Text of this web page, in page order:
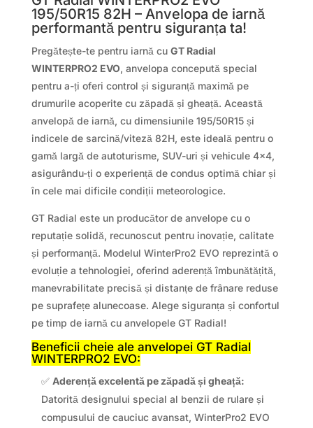
195/50R15 82H – Anvelopa de iarnă
performantă pentru siguranța ta!
Pregătește-te pentru iarnă cu GT Radial
WINTERPRO2 EVO, anvelopa concepută special
pentru a-ți oferi control și siguranță maximă pe
drumurile acoperite cu zăpadă și gheață. Această
anvelopă de iarnă, cu dimensiunile 195/50R15 și
indicele de sarcină/viteză 82H, este ideală pentru o
gamă largă de autoturisme, SUV-uri și vehicule 4×4,
asigurându-ți o experiență de condus optimă chiar și
în cele mai dificile condiții meteorologice.
GT Radial este un producător de anvelope cu o
reputație solidă, recunoscut pentru inovație, calitate
și performanță. Modelul WinterPro2 EVO reprezintă o
evoluție a tehnologiei, oferind aderență îmbunătățită,
manevrabilitate precisă și distanțe de frânare reduse
pe suprafețe alunecoase. Alege siguranța și confortul
pe timp de iarnă cu anvelopele GT Radial!
Beneficii cheie ale anvelopei GT Radial
WINTERPRO2 EVO:
✅ Aderență excelentă pe zăpadă și gheață:
Datorită designului special al benzii de rulare și
compusului de cauciuc avansat, WinterPro2 EVO